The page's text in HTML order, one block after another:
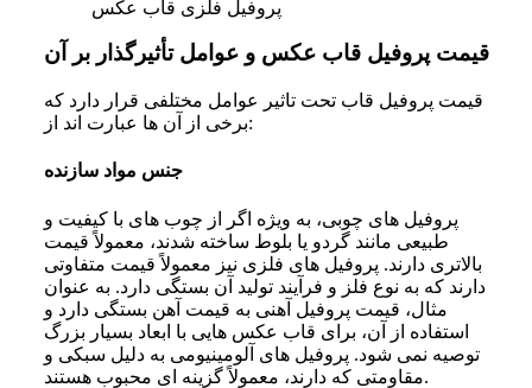
پروفیل فلزی قاب عکس
قیمت پروفیل قاب عکس و عوامل تأثیرگذار بر آن
قیمت پروفیل قاب تحت تاثیر عوامل مختلفی قرار دارد که
برخی از آن ها عبارت اند از:
جنس مواد سازنده
پروفیل ‌های چوبی، به ویژه اگر از چوب ‌های با کیفیت و
طبیعی مانند گردو یا بلوط ساخته شدند، معمولاً قیمت
بالاتری دارند. پروفیل‌ های فلزی نیز معمولاً قیمت متفاوتی
دارند که به نوع فلز و فرآیند تولید آن بستگی دارد. به عنوان
مثال، قیمت پروفیل آهنی به قیمت آهن بستگی دارد و
استفاده از آن، برای قاب عکس هایی با ابعاد بسیار بزرگ
توصیه نمی شود. پروفیل های آلومینیومی به دلیل سبکی و
مقاومتی که دارند، معمولاً گزینه‌ ای محبوب هستند.